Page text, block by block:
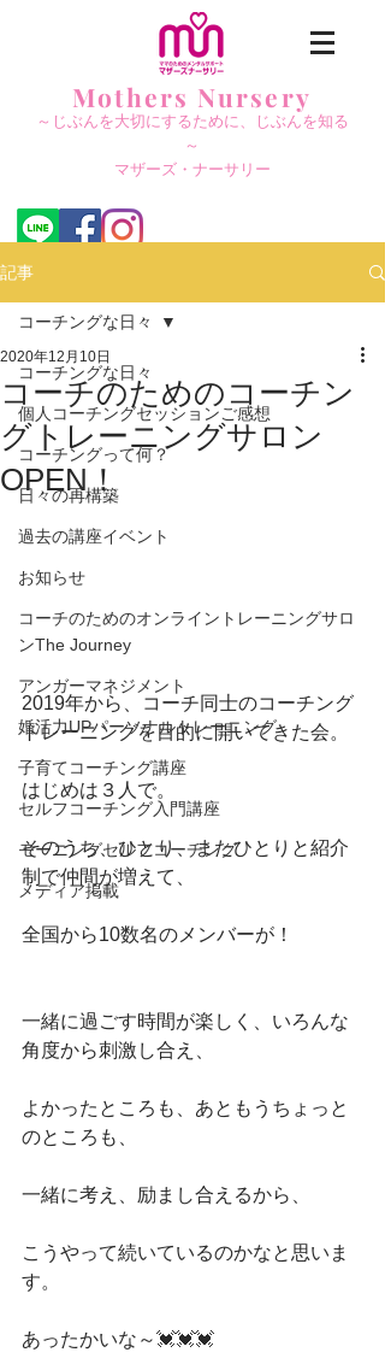
Mothers Nursery
～じぶんを大切にするために、じぶんを知る
～
​マザーズ・ナーサリー
記事
コーチングな日々
個人コーチングセッションご感想
コーチングって何？
日々の再構築
過去の講座イベント
お知らせ
コーチのためのオンライントレーニングサロ
ンThe Journey
アンガーマネジメント
婚活力UPパーソナルトレーニング
子育てコーチング講座
セルフコーチング入門講座
モーニングセルフコーチング
メディア掲載
コーチングな日々
コーチのためのコーチン
グトレーニングサロン
OPEN！
2020年12月10日
2019年から、コーチ同士のコーチング
トレーニングを目的に開いてきた会。
はじめは３人で。
そのうち、ひとり、またひとりと紹介
制で仲間が増えて、
全国から10数名のメンバーが！
一緒に過ごす時間が楽しく、いろんな
角度から刺激し合え、
よかったところも、あともうちょっと
のところも、
一緒に考え、励まし合えるから、
こうやって続いているのかなと思いま
す。
あったかいな～💓💓💓